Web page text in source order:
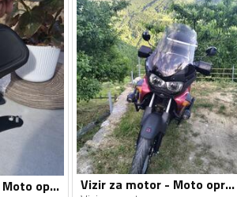
Kofer za motor - Moto oprema Vizir za motor - Moto oprema